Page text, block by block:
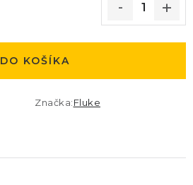
DO KOŠÍKA
Značka:Fluke